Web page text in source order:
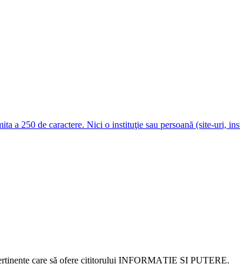
a 250 de caractere. Nici o instituţie sau persoană (site-uri,
care să ofere cititorului INFORMAȚIE ȘI PUTERE.